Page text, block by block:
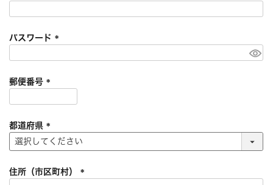
パスワード
郵便番号
須
都道府県
(
須
)
住所（市区町村）